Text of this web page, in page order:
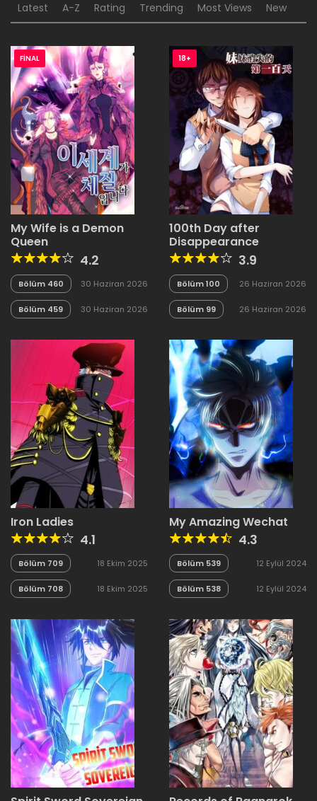
Latest A-Z Rating Trending Most Views New
FINAL
My Wife is a Demon
Queen
4.2
Bölüm 460 30 Haziran 2026
Bölüm 459 30 Haziran 2026
18+
100th Day after
Disappearance
3.9
Bölüm 100 26 Haziran 2026
Bölüm 99 26 Haziran 2026
Iron Ladies
4.1
Bölüm 709 18 Ekim 2025
Bölüm 708 18 Ekim 2025
My Amazing Wechat
4.3
Bölüm 539 12 Eylül 2024
Bölüm 538 12 Eylül 2024